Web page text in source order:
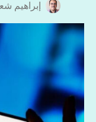
إبراهيم